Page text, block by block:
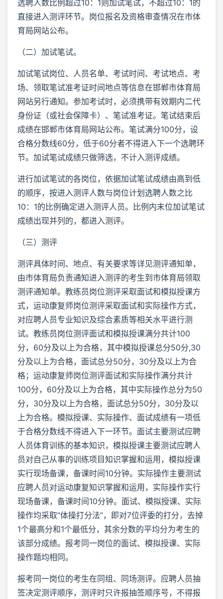
选聘人数比例超过10：1则加试笔试，不超过10：1的
直接进入测评环节。岗位报名及资格审查情况在市体
育局网站公布。
（二）加试笔试。
加试笔试岗位、人员名单、考试时间、考试地点、考
场、领取笔试准考证时间地点等信息在邯郸市体育局
网站另行通知。参加考试时，必须携带有效期内二代
身份证（或社会保障卡）、笔试准考证。笔试结束后
成绩在邯郸市体育局网站公布。笔试满分100分，设
合格分数线60分，低于60分者不得进入下一个选聘环
节。加试笔试成绩只做筛选，不计入测评成绩。
进行加试笔试的各岗位，依据加试笔试成绩由高到低
的顺序，按进入测评人数与岗位计划选聘人数之比
10：1的比例确定进入测评人员。比例内末位加试笔试
成绩出现并列的，都进入测评。
（三）测评
测评具体时间、地点、有关要求等详见测评通知单，
由市体育局负责通知进入测评的考生到市体育局领取
测评通知单。教练员岗位测评采取面试和模拟授课方
式，运动康复师岗位测评采取面试和实际操作方式，
对应聘人员专业知识及综合素质等相关水平进行测
试。教练员岗位测评面试和模拟授课满分共计100
分，60分及以上为合格，其中模拟授课总分50分,30
分及以上为合格，面试总分50分，30分及以上为合
格；运动康复师岗位测评面试和实际操作满分共计
100分，60分及以上为合格，其中实际操作总分为50
分，30分及以上为合格，面试总分50分，30分及以
上为合格。模拟授课、实际操作、面试成绩有一项低
于合格分数线不得进入下一环节。面试主要测试应聘
人员体育训练的基本知识，模拟授课主要测试应聘人
员对自己从事的训练项目知识掌握和运用，模拟授课
实行现场备课，备课时间10分钟。实际操作主要测试
应聘人员对运动康复知识掌握和运用，实际操作实行
现场备课，备课时间10分钟。面试、模拟授课、实际
操作均采取“体操打分法”，即对7位评委的打分，去掉
1个最高分和1个最低分，其余分数的平均分为考生的
该部分成绩。报考同一岗位的面试、模拟授课、实际
操作题均相同。
报考同一岗位的考生在同组、同场测评。应聘人员抽
签决定测评顺序，测评时只许报抽签顺序号，不得报